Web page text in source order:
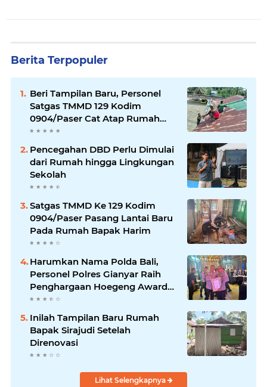
Berita Terpopuler
Beri Tampilan Baru, Personel
Satgas TMMD 129 Kodim
0904/Paser Cat Atap Rumah
Marbot
Pencegahan DBD Perlu Dimulai
dari Rumah hingga Lingkungan
Sekolah
Satgas TMMD Ke 129 Kodim
0904/Paser Pasang Lantai Baru
Pada Rumah Bapak Harim
Harumkan Nama Polda Bali,
Personel Polres Gianyar Raih
Penghargaan Hoegeng Awards
2026
Inilah Tampilan Baru Rumah
Bapak Sirajudi Setelah
Direnovasi
Lihat Selengkapnya